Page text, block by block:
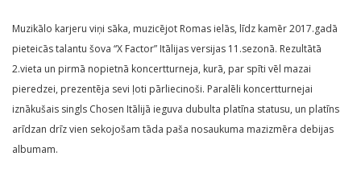
Muzikālo karjeru viņi sāka, muzicējot Romas ielās, līdz kamēr 2017.gadā
pieteicās talantu šova “X Factor” Itālijas versijas 11.sezonā. Rezultātā
2.vieta un pirmā nopietnā koncertturneja, kurā, par spīti vēl mazai
pieredzei, prezentēja sevi ļoti pārliecinoši. Paralēli koncertturnejai
iznākušais singls Chosen Itālijā ieguva dubulta platīna statusu, un platīns
arīdzan drīz vien sekojošam tāda paša nosaukuma mazizmēra debijas
albumam.